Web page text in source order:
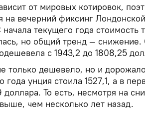
от мировых котировок,
на вечерний фиксинг
текущего года стоимость
но общий тренд — снижение.
с 1943,2 до 1808,25
только дешевело, но и
года унция стоила 1527,1, а в
То есть, несмотря на
чем несколько лет назад.